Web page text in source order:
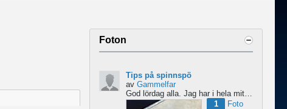
Foton
Tips på spinnspö
av Gammelfar
God lördag alla. Jag har i hela mitt liv fiskat med haspel och har för något år sedan hittat min...
1
Foto